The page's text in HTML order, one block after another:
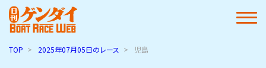
TOP 2025年07月05日のレース 児島